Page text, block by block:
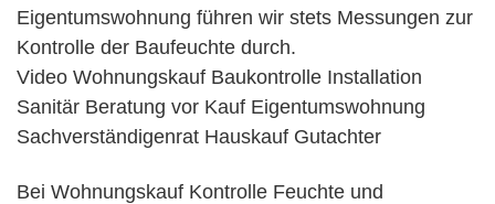
Eigentumswohnung führen wir stets Messungen zur
Kontrolle der Baufeuchte durch.
Video Wohnungskauf Baukontrolle Installation
Sanitär Beratung vor Kauf Eigentumswohnung
Sachverständigenrat Hauskauf Gutachter
Bei Wohnungskauf Kontrolle Feuchte und